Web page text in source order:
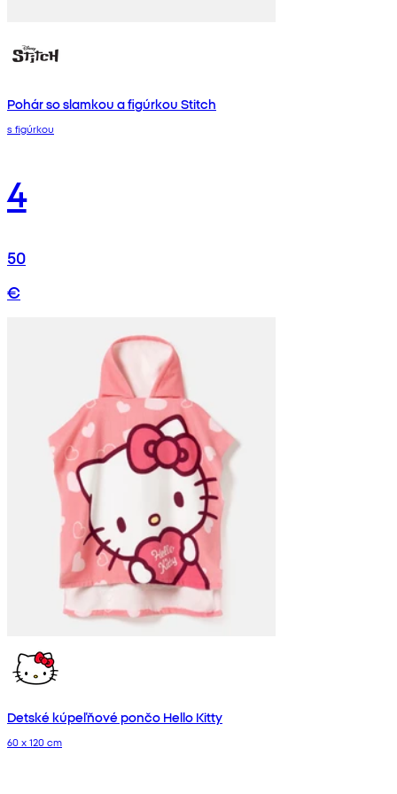
Pohár so slamkou a figúrkou Stitch
s figúrkou
4
50
€
Detské kúpeľňové pončo Hello Kitty
60 x 120 cm